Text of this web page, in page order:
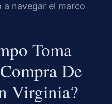
a navegar el marco
Toma
De
Virginia?